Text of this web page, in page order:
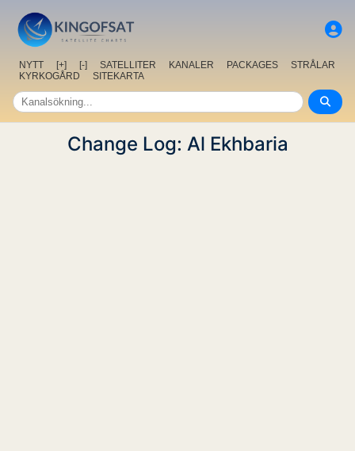
NYTT [+] [-] SATELLITER KANALER PACKAGES
STRÅLAR
KYRKOGÅRD
SITEKARTA
Change Log: Al Ekhbaria